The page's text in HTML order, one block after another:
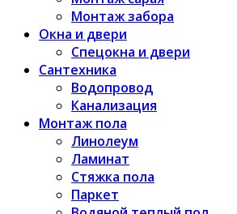
Монтаж забора
Окна и двери
Спецокна и двери
Сантехника
Водопровод
Канализация
Монтаж пола
Линолеум
Ламинат
Стяжка пола
Паркет